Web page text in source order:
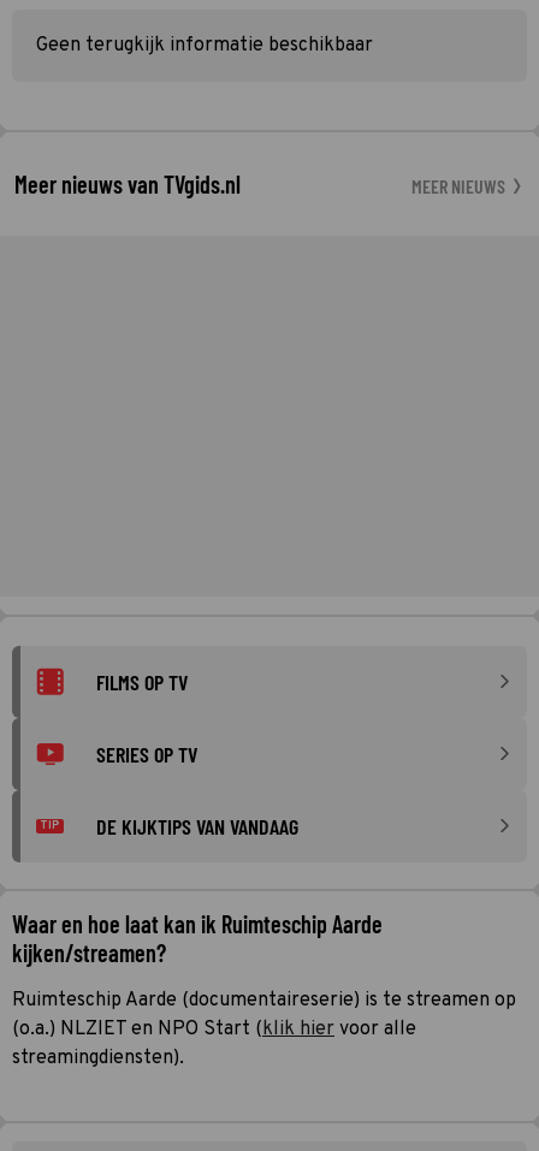
Geen terugkijk informatie beschikbaar
Meer nieuws van TVgids.nl MEER NIEUWS
FILMS OP TV
SERIES OP TV
TIP DE KIJKTIPS VAN VANDAAG
Waar en hoe laat kan ik Ruimteschip Aarde
kijken/streamen?
Ruimteschip Aarde (documentaireserie) is te streamen op
(o.a.) NLZIET en NPO Start (klik hier voor alle
streamingdiensten).